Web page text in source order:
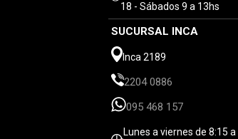
18 - Sábados 9 a 13hs
SUCURSAL INCA
Inca 2189
2204 0886
095 468 157
Lunes a viernes de 8:15 a